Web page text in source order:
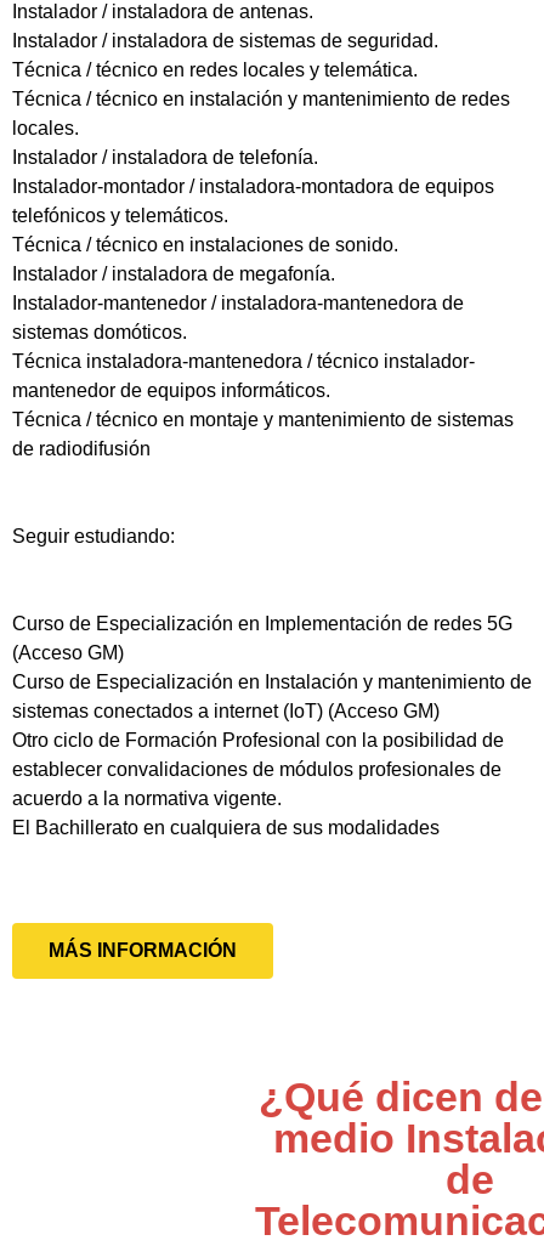
Instalador / instaladora de antenas.
Instalador / instaladora de sistemas de seguridad.
Técnica / técnico en redes locales y telemática.
Técnica / técnico en instalación y mantenimiento de redes
locales.
Instalador / instaladora de telefonía.
Instalador-montador / instaladora-montadora de equipos
telefónicos y telemáticos.
Técnica / técnico en instalaciones de sonido.
Instalador / instaladora de megafonía.
Instalador-mantenedor / instaladora-mantenedora de
sistemas domóticos.
Técnica instaladora-mantenedora / técnico instalador-
mantenedor de equipos informáticos.
Técnica / técnico en montaje y mantenimiento de sistemas
de radiodifusión
Seguir estudiando:
Curso de Especialización en Implementación de redes 5G
(Acceso GM)
Curso de Especialización en Instalación y mantenimiento de
sistemas conectados a internet (IoT) (Acceso GM)
Otro ciclo de Formación Profesional con la posibilidad de
establecer convalidaciones de módulos profesionales de
acuerdo a la normativa vigente.
El Bachillerato en cualquiera de sus modalidades
MÁS INFORMACIÓN
¿Qué dicen
medio
de